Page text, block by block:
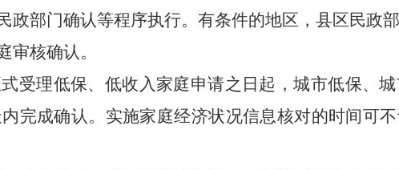
政部门确认等程序执行。有条件的地区，县区民政
审核确认。
受理低保、低收入家庭申请之日起，城市低保、
完成确认。实施家庭经济状况信息核对的时间可不